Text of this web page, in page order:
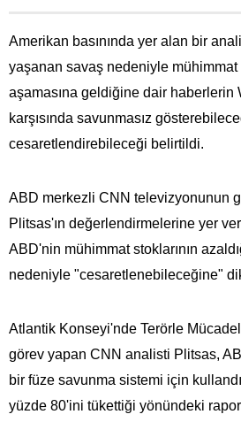
Amerikan basınında yer alan bir
yaşanan savaş nedeniyle mühimmat
aşamasına geldiğine dair haberlerin
karşısında savunmasız
cesaretlendirebileceği belirtildi.
ABD merkezli CNN televizyonunun
Plitsas'ın değerlendirmelerine yer
ABD'nin mühimmat stoklarının
nedeniyle "cesaretlenebileceğine"
Atlantik Konseyi'nde Terörle
görev yapan CNN analisti Plitsas,
bir füze savunma sistemi için
yüzde 80'ini tükettiği yönündeki